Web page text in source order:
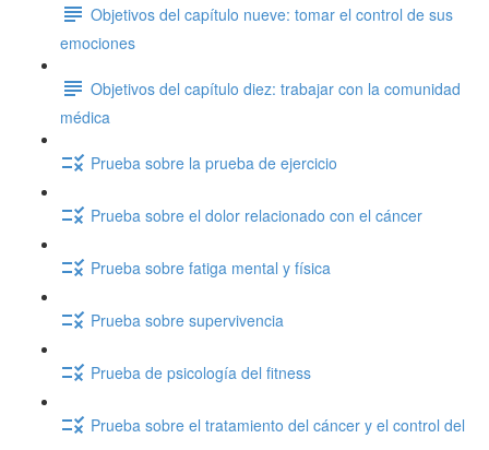
Objetivos del capítulo nueve: tomar el control de sus
emociones
Objetivos del capítulo diez: trabajar con la comunidad
médica
Prueba sobre la prueba de ejercicio
Prueba sobre el dolor relacionado con el cáncer
Prueba sobre fatiga mental y física
Prueba sobre supervivencia
Prueba de psicología del fitness
Prueba sobre el tratamiento del cáncer y el control del